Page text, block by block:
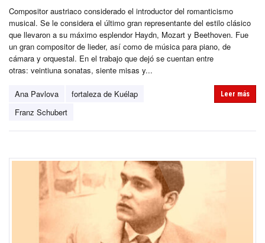
Compositor austriaco considerado el introductor del romanticismo
musical. Se le considera el último gran representante del estilo clásico
que llevaron a su máximo esplendor Haydn, Mozart y Beethoven. Fue
un gran compositor de lieder, así como de música para piano, de
cámara y orquestal. En el trabajo que dejó se cuentan entre
otras: veintiuna sonatas, siente misas y...
Ana Pavlova
fortaleza de Kuélap
Franz Schubert
Leer más